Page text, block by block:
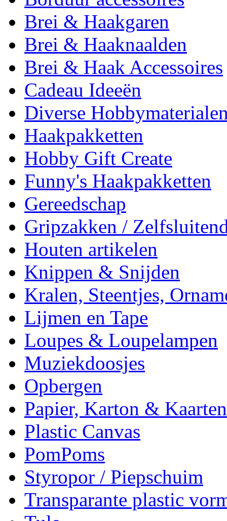
Brei & Haakgaren
Brei & Haaknaalden
Brei & Haak Accessoires
Cadeau Ideeën
Diverse
Haakpakketten
Hobby Gift Create
Funny's Haakpakketten
Gereedschap
Gripzakken /
Houten artikelen
Knippen & Snijden
Kralen, Steentjes,
Lijmen en Tape
Loupes & Loupelampen
Muziekdoosjes
Opbergen
Papier, Karton & Kaarten
Plastic Canvas
PomPoms
Styropor / Piepschuim
Transparante plastic